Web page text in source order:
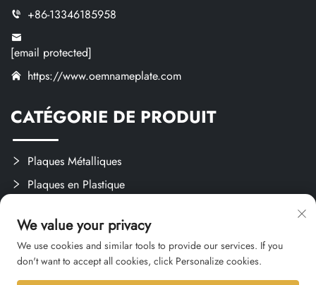
+86-13346185958
[email protected]
https://www.oemnameplate.com
CATÉGORIE DE PRODUIT
Plaques Métalliques
Plaques en Plastique
Créations Sur Mesure
We value your privacy
We use cookies and similar tools to provide our services. If you
don't want to accept all cookies, click Personalize cookies.